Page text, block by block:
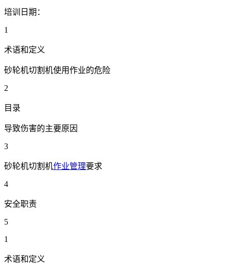
培训日期：
1
术语和定义
砂轮机切割机使用作业的危险
2
目录
导致伤害的主要原因
3
砂轮机切割机作业管理要求
4
安全职责
5
1
术语和定义